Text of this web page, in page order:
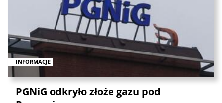
INFORMACJE
PGNiG odkryło złoże gazu pod